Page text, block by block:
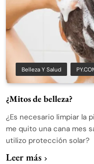
Belleza Y Salud
¿Mitos de belleza?
¿Es necesario limpiar la
me quito una cana mes
utilizo protección solar?
Leer más